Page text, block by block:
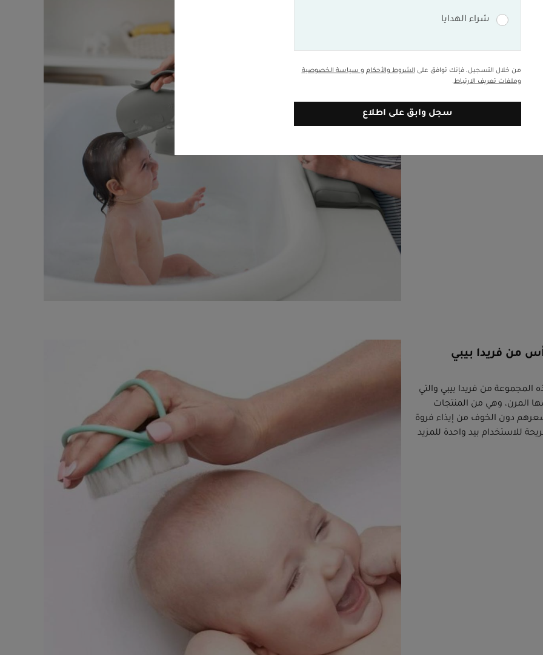
بمستوى ثابت لكي تقومي
لكي يستند طفلكِ عليها بكل
سهل الحمل يتيح لكِ
من فريدا بيبي
من فريدا بيبي والتي
المرن، وهي من المنتجات
دون الخوف من إيذاء فروة
للاستخدام بيد واحدة للمزيد
شراء الهدايا
من خلال التسجيل، فإنك توافق على الشروط والأحكام و سياسة الخصوصية
وملفات تعريف الارتباط.
سجل وابق على اطلاع